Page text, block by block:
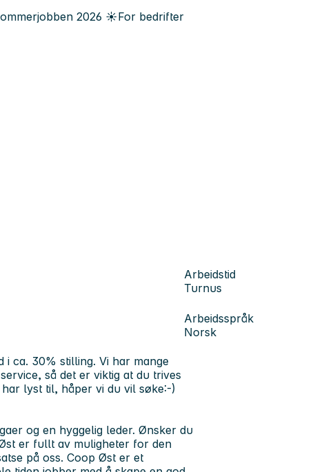
2026 ☀️For bedrifter
Arbeidstid
Turnus
Arbeidsspråk
Norsk
i ca. 30% stilling. Vi har mange
så det er viktig at du trives
lyst til, håper vi du vil søke:-)
og en hyggelig leder. Ønsker du
er fullt av muligheter for den
på oss. Coop Øst er et